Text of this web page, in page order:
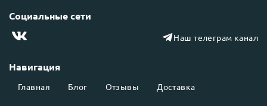
Навигация
Главная Блог Отзывы Доставка
Социальные сети
Наш телеграм канал